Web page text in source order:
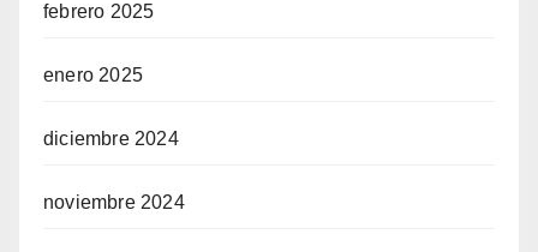
febrero 2025
enero 2025
diciembre 2024
noviembre 2024